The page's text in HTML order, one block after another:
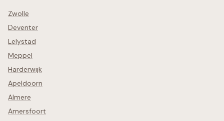
Zwolle
Deventer
Lelystad
Meppel
Harderwijk
Apeldoorn
Almere
Amersfoort